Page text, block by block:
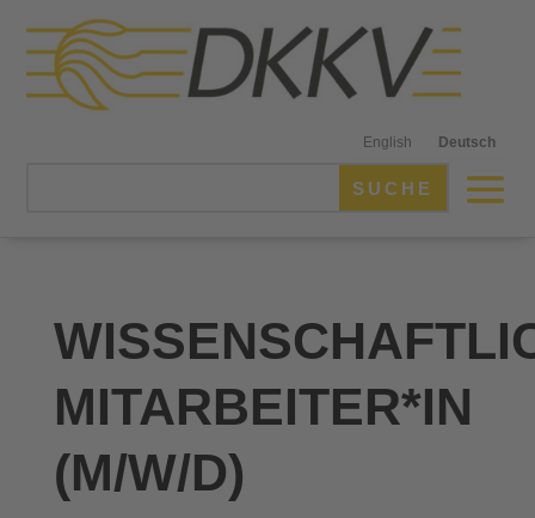
English Deutsch
MITARBEITER*IN
(M/W/D)